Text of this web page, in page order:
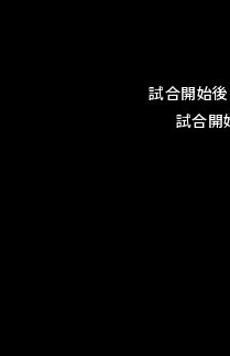
試合開始後
試合開